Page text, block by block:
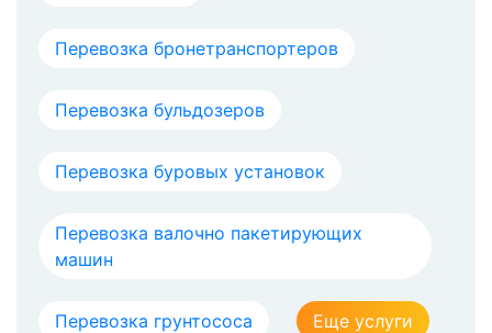
Перевозка бронетранспортеров
Перевозка бульдозеров
Перевозка буровых установок
Перевозка валочно пакетирующих
машин
Перевозка грунтососа Еще услуги